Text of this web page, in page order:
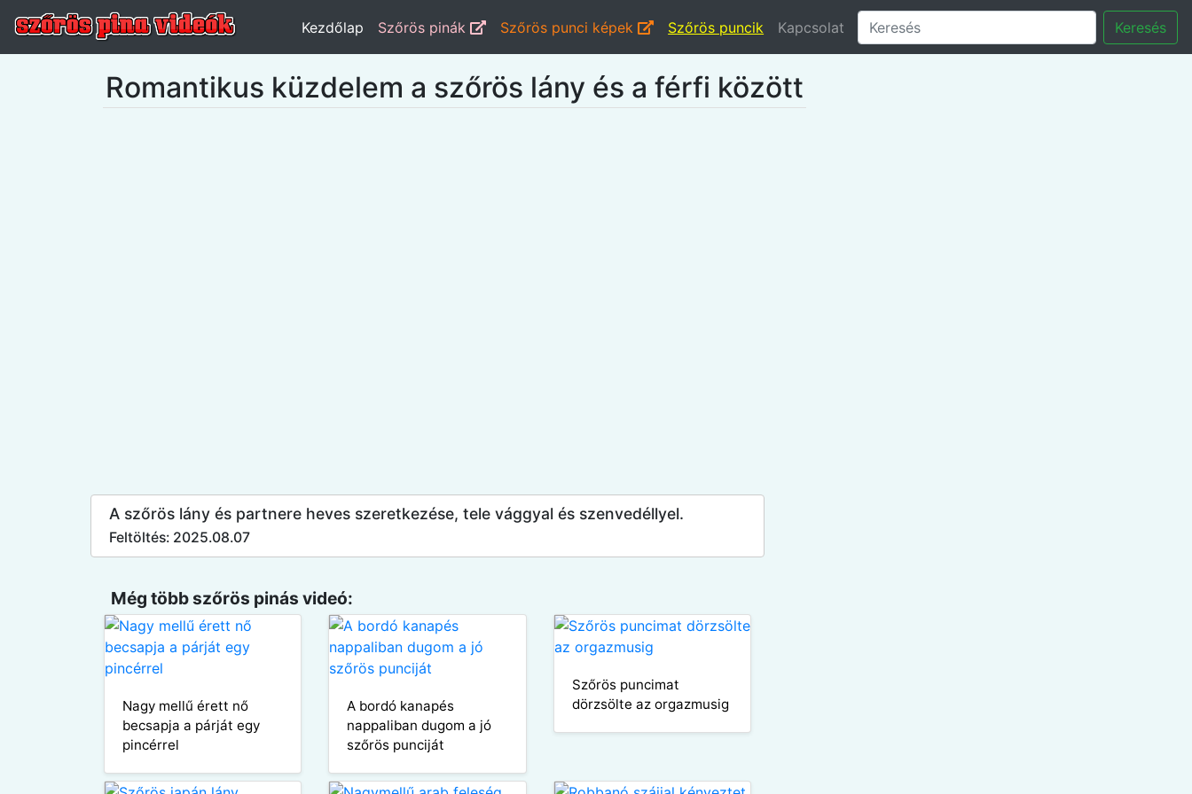
Kezdőlap Szőrös pinák Szőrös punci képek Szőrös puncik Kapcsolat Keresés
Romantikus küzdelem a szőrös lány és a férfi között
A szőrös lány és partnere heves szeretkezése, tele vággyal és szenvedéllyel.
Feltöltés: 2025.08.07
Még több szőrös pinás videó:
Nagy mellű érett nő
becsapja a párját egy
pincérrel
A bordó kanapés
nappaliban dugom a jó
szőrös punciját
Szőrös puncimat
dörzsölte az orgazmusig